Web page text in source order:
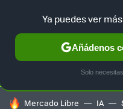
SELECCIÓN GAMING
HOY SE HABLA DE
Mercado Libre IA
Ya puedes ver
Añádenos
Solo